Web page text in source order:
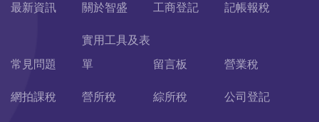
最新資訊 關於智盛 工商登記 記帳報稅
常見問題
實用工具及表
單
留言板 營業稅
網拍課稅 營所稅 綜所稅 公司登記